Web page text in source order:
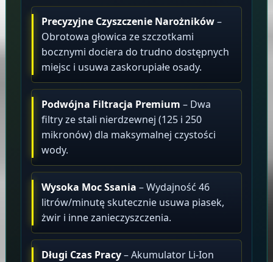
Precyzyjne Czyszczenie Narożników–
Obrotowa głowica ze szczotkami
bocznymi dociera do trudno dostępnych
miejsc i usuwa zaskorupiałe osady.
Podwójna Filtracja Premium – Dwa
filtry ze stali nierdzewnej (125 i 250
mikronów) dla maksymalnej czystości
wody.
Wysoka Moc Ssania – Wydajność 46
litrów/minutę skutecznie usuwa piasek,
żwir i inne zanieczyszczenia.
Długi Czas Pracy– Akumulator Li-Ion